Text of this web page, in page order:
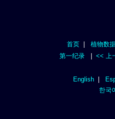
首页
植物数
第一纪录| << 上
English|
한국